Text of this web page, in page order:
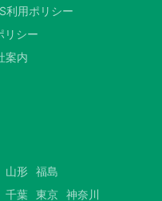
利用ポリシー
リシー
案内
山形 福島
千葉 東京 神奈川